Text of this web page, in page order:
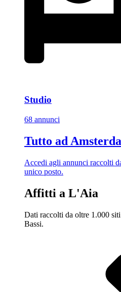
Studio
68 annunci
Tutto ad
Accedi agli annunci raccolti
unico posto.
Affitti a L'Aia
Dati raccolti da oltre 1.000
Bassi.